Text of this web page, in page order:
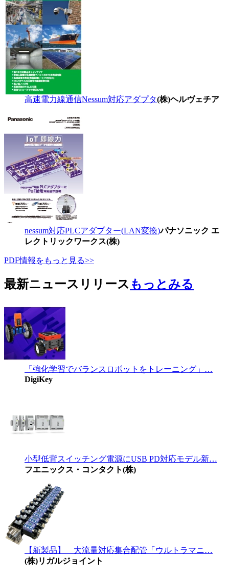
高速電力線通信Nessum対応アダプタ(株)ヘルヴェチア
nessum対応PLCアダプター(LAN変換)パナソニック エ
レクトリックワークス(株)
PDF情報をもっと見る>>
最新ニュースリリース もっとみる
「強化学習でバランスロボットをトレーニング」…
DigiKey
小型低背スイッチング電源にUSB PD対応モデル新…
フエニックス・コンタクト(株)
【新製品】 大流量対応集合配管「ウルトラマニ…
(株)リガルジョイント